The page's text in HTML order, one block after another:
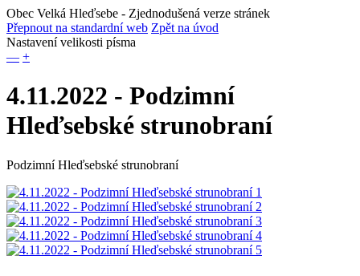
Obec Velká Hleďsebe - Zjednodušená verze stránek
Přepnout na standardní web Zpět na úvod
Nastavení velikosti písma
— +
4.11.2022 - Podzimní
Hleďsebské strunobraní
Podzimní Hleďsebské strunobraní